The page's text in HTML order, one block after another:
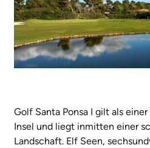
Golf Santa Ponsa I gilt als
Insel und liegt inmitten einer
Landschaft. Elf Seen,